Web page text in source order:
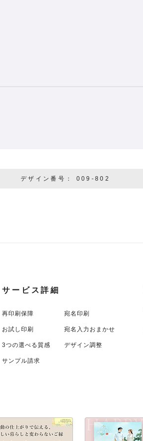
デザイン番号： 009-802
サービス詳細
再印刷保障 宛名印刷
お試し印刷 宛名入力おまかせ
3つの選べる質感 デザイン調整
サンプル請求